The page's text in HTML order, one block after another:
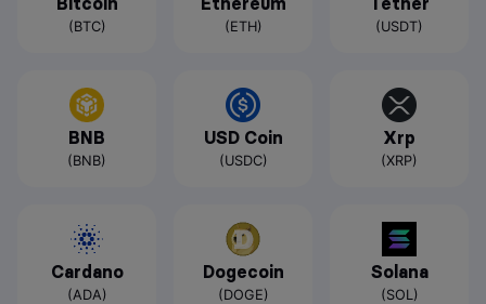
(BTC) (ETH) (USDT)
BNB
(BNB)
USD Coin
(USDC)
Xrp
(XRP)
Cardano
(ADA)
Dogecoin
(DOGE)
Solana
(SOL)